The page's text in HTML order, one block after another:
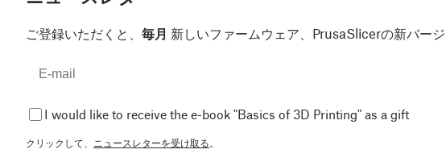
ご登録いただくと、 毎月 新しいファームウェア、PrusaSlicerの新バー
I would like to receive the e-book "Basics of 3D Printing" as a gift
クリックして、 ニュースレターを受け取る。